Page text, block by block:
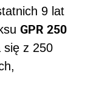
9 lat
GPR 250
się z 250